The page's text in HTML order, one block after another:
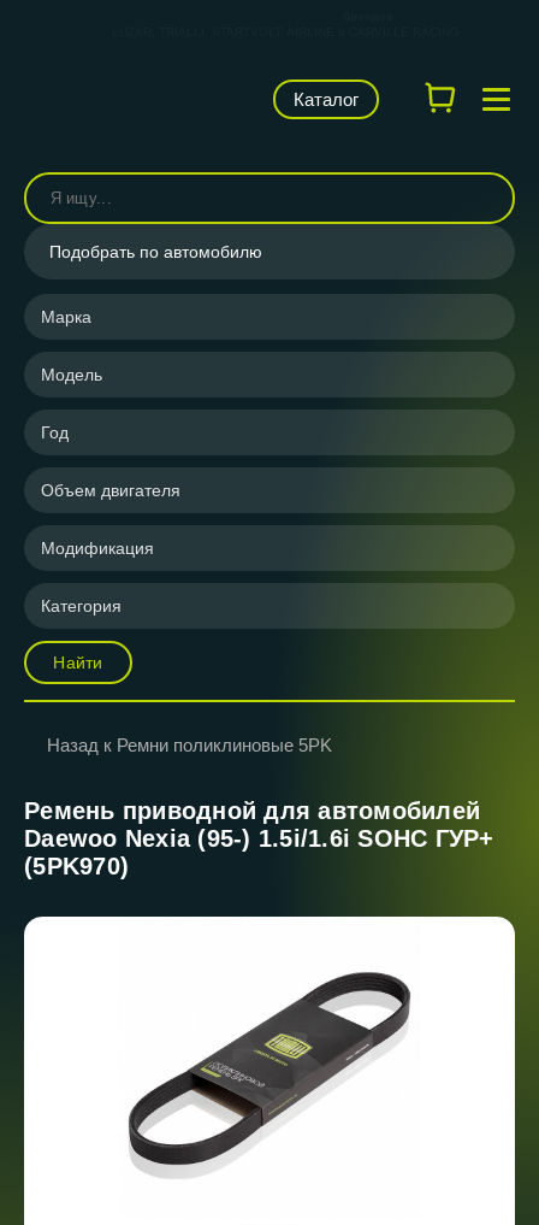
Каталог
Подобрать по автомобилю
Марка
Модель
Год
Объем двигателя
Модификация
Категория
Найти
Назад к Ремни поликлиновые 5PK
Ремень приводной для автомобилей
Daewoo Nexia (95-) 1.5i/1.6i SOHC ГУР+
(5PK970)